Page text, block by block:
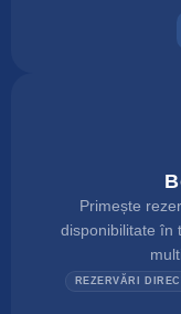
Primește
disponibilitate în
REZERVĂRI